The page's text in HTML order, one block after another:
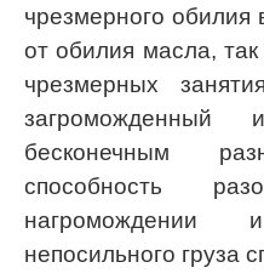
чрезмерного обилия
от обилия масла,
чрезмерных
бесконечным
способность
непосильного груза